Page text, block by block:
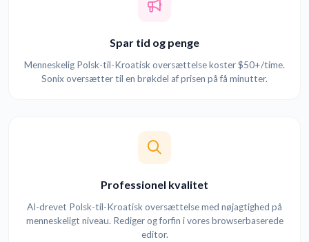
Spar tid og penge
Menneskelig Polsk-til-Kroatisk oversættelse koster $50+/time.
Sonix oversætter til en brøkdel af prisen på få minutter.
Professionel kvalitet
AI-drevet Polsk-til-Kroatisk oversættelse med nøjagtighed på
menneskeligt niveau. Rediger og forfin i vores browserbaserede
editor.